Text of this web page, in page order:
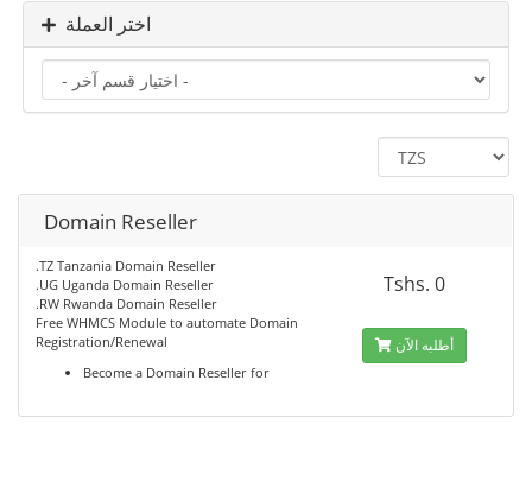
اختر العملة
Domain Reseller
.TZ Tanzania Domain Reseller
.UG Uganda Domain Reseller
.RW Rwanda Domain Reseller
Free WHMCS Module to automate Domain
Registration/Renewal
Become a Domain Reseller for
Tshs. 0
أطلبه الآن